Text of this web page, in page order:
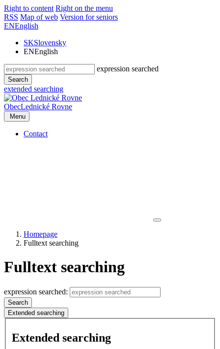
Right to content Right on the menu
RSS Map of web Version for seniors
ENEnglish
SKSlovensky
ENEnglish
expression searched
Search
extended searching
ObecLednické Rovne
Menu
Contact
Homepage
Fulltext searching
Fulltext searching
expression searched:
Search
Extended searching
Extended searching